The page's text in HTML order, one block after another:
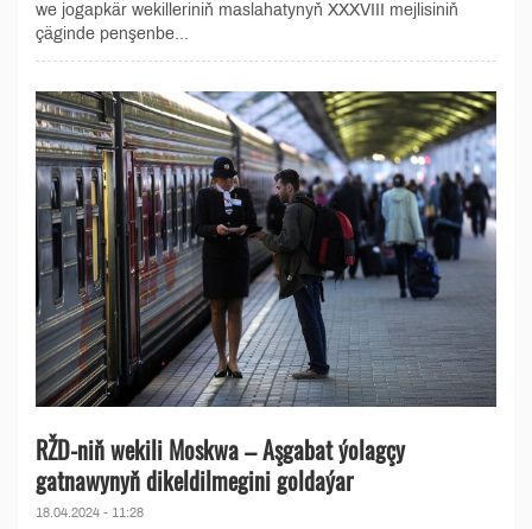
we jogapkär wekilleriniň maslahatynyň XXXVIII mejlisiniň
çäginde penşenbe...
RŽD-niň wekili Moskwa – Aşgabat ýolagçy
gatnawynyň dikeldilmegini goldaýar
18.04.2024 - 11:28